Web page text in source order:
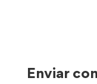
Enviar